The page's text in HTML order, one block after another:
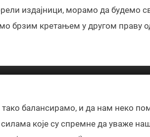
издајници, морамо да будемо
брзим кретањем у другом праву
балансирамо, и да нам неко
које су спремне да уваже